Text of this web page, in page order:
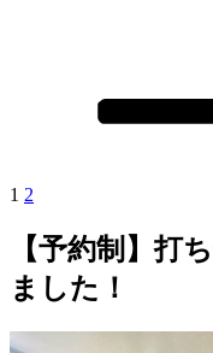
ー
ジ
送
り
1 2
【予約制】打
ました！